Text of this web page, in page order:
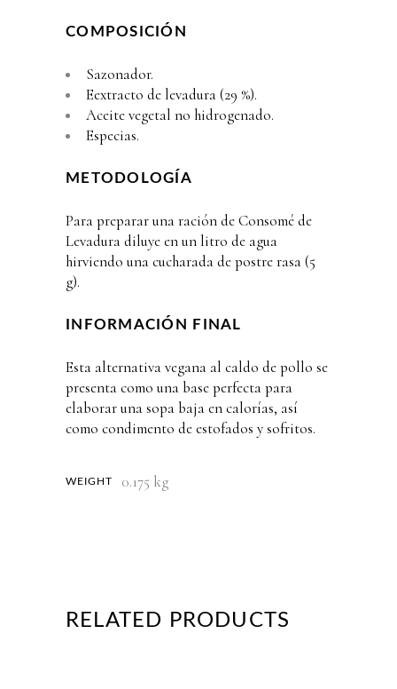
COMPOSICIÓN
Sazonador.
Eextracto de levadura (29 %).
Aceite vegetal no hidrogenado.
Especias.
METODOLOGÍA
Para preparar una ración de Consomé de
Levadura diluye en un litro de agua
hirviendo una cucharada de postre rasa (5
g).
INFORMACIÓN FINAL
Esta alternativa vegana al caldo de pollo se
presenta como una base perfecta para
elaborar una sopa baja en calorías, así
como condimento de estofados y sofritos.
WEIGHT 0.175 kg
RELATED PRODUCTS